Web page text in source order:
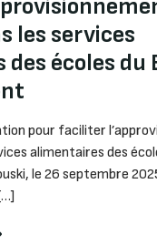
les services
écoles du
pour faciliter
alimentaires des
le 26 septembre